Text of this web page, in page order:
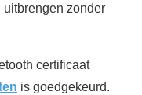
uitbrengen zonder
certificaat
is goedgekeurd.